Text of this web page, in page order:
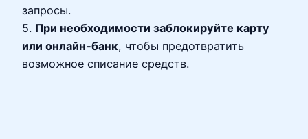
запросы.
5. При необходимости заблокируйте карту
или онлайн‑банк, чтобы предотвратить
возможное списание средств.